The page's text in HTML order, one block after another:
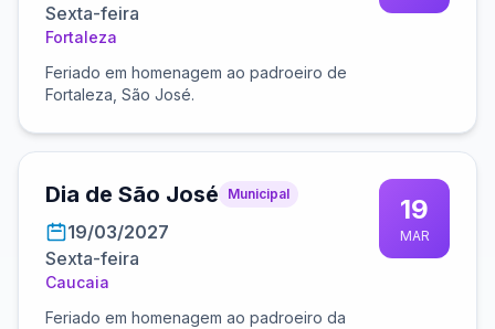
Sexta-feira
Fortaleza
Feriado em homenagem ao padroeiro de
Fortaleza, São José.
Dia de São José Municipal
19/03/2027
Sexta-feira
Caucaia
Feriado em homenagem ao padroeiro da
19
MAR